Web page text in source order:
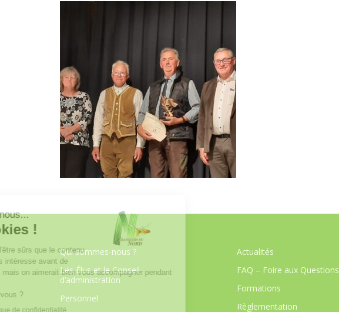
Qui sommes-nous ?
Les Élus et le Conseil
d’administration
Personnel
Actualités
FAQ – Foire aux Questions
Formations
Règlementation